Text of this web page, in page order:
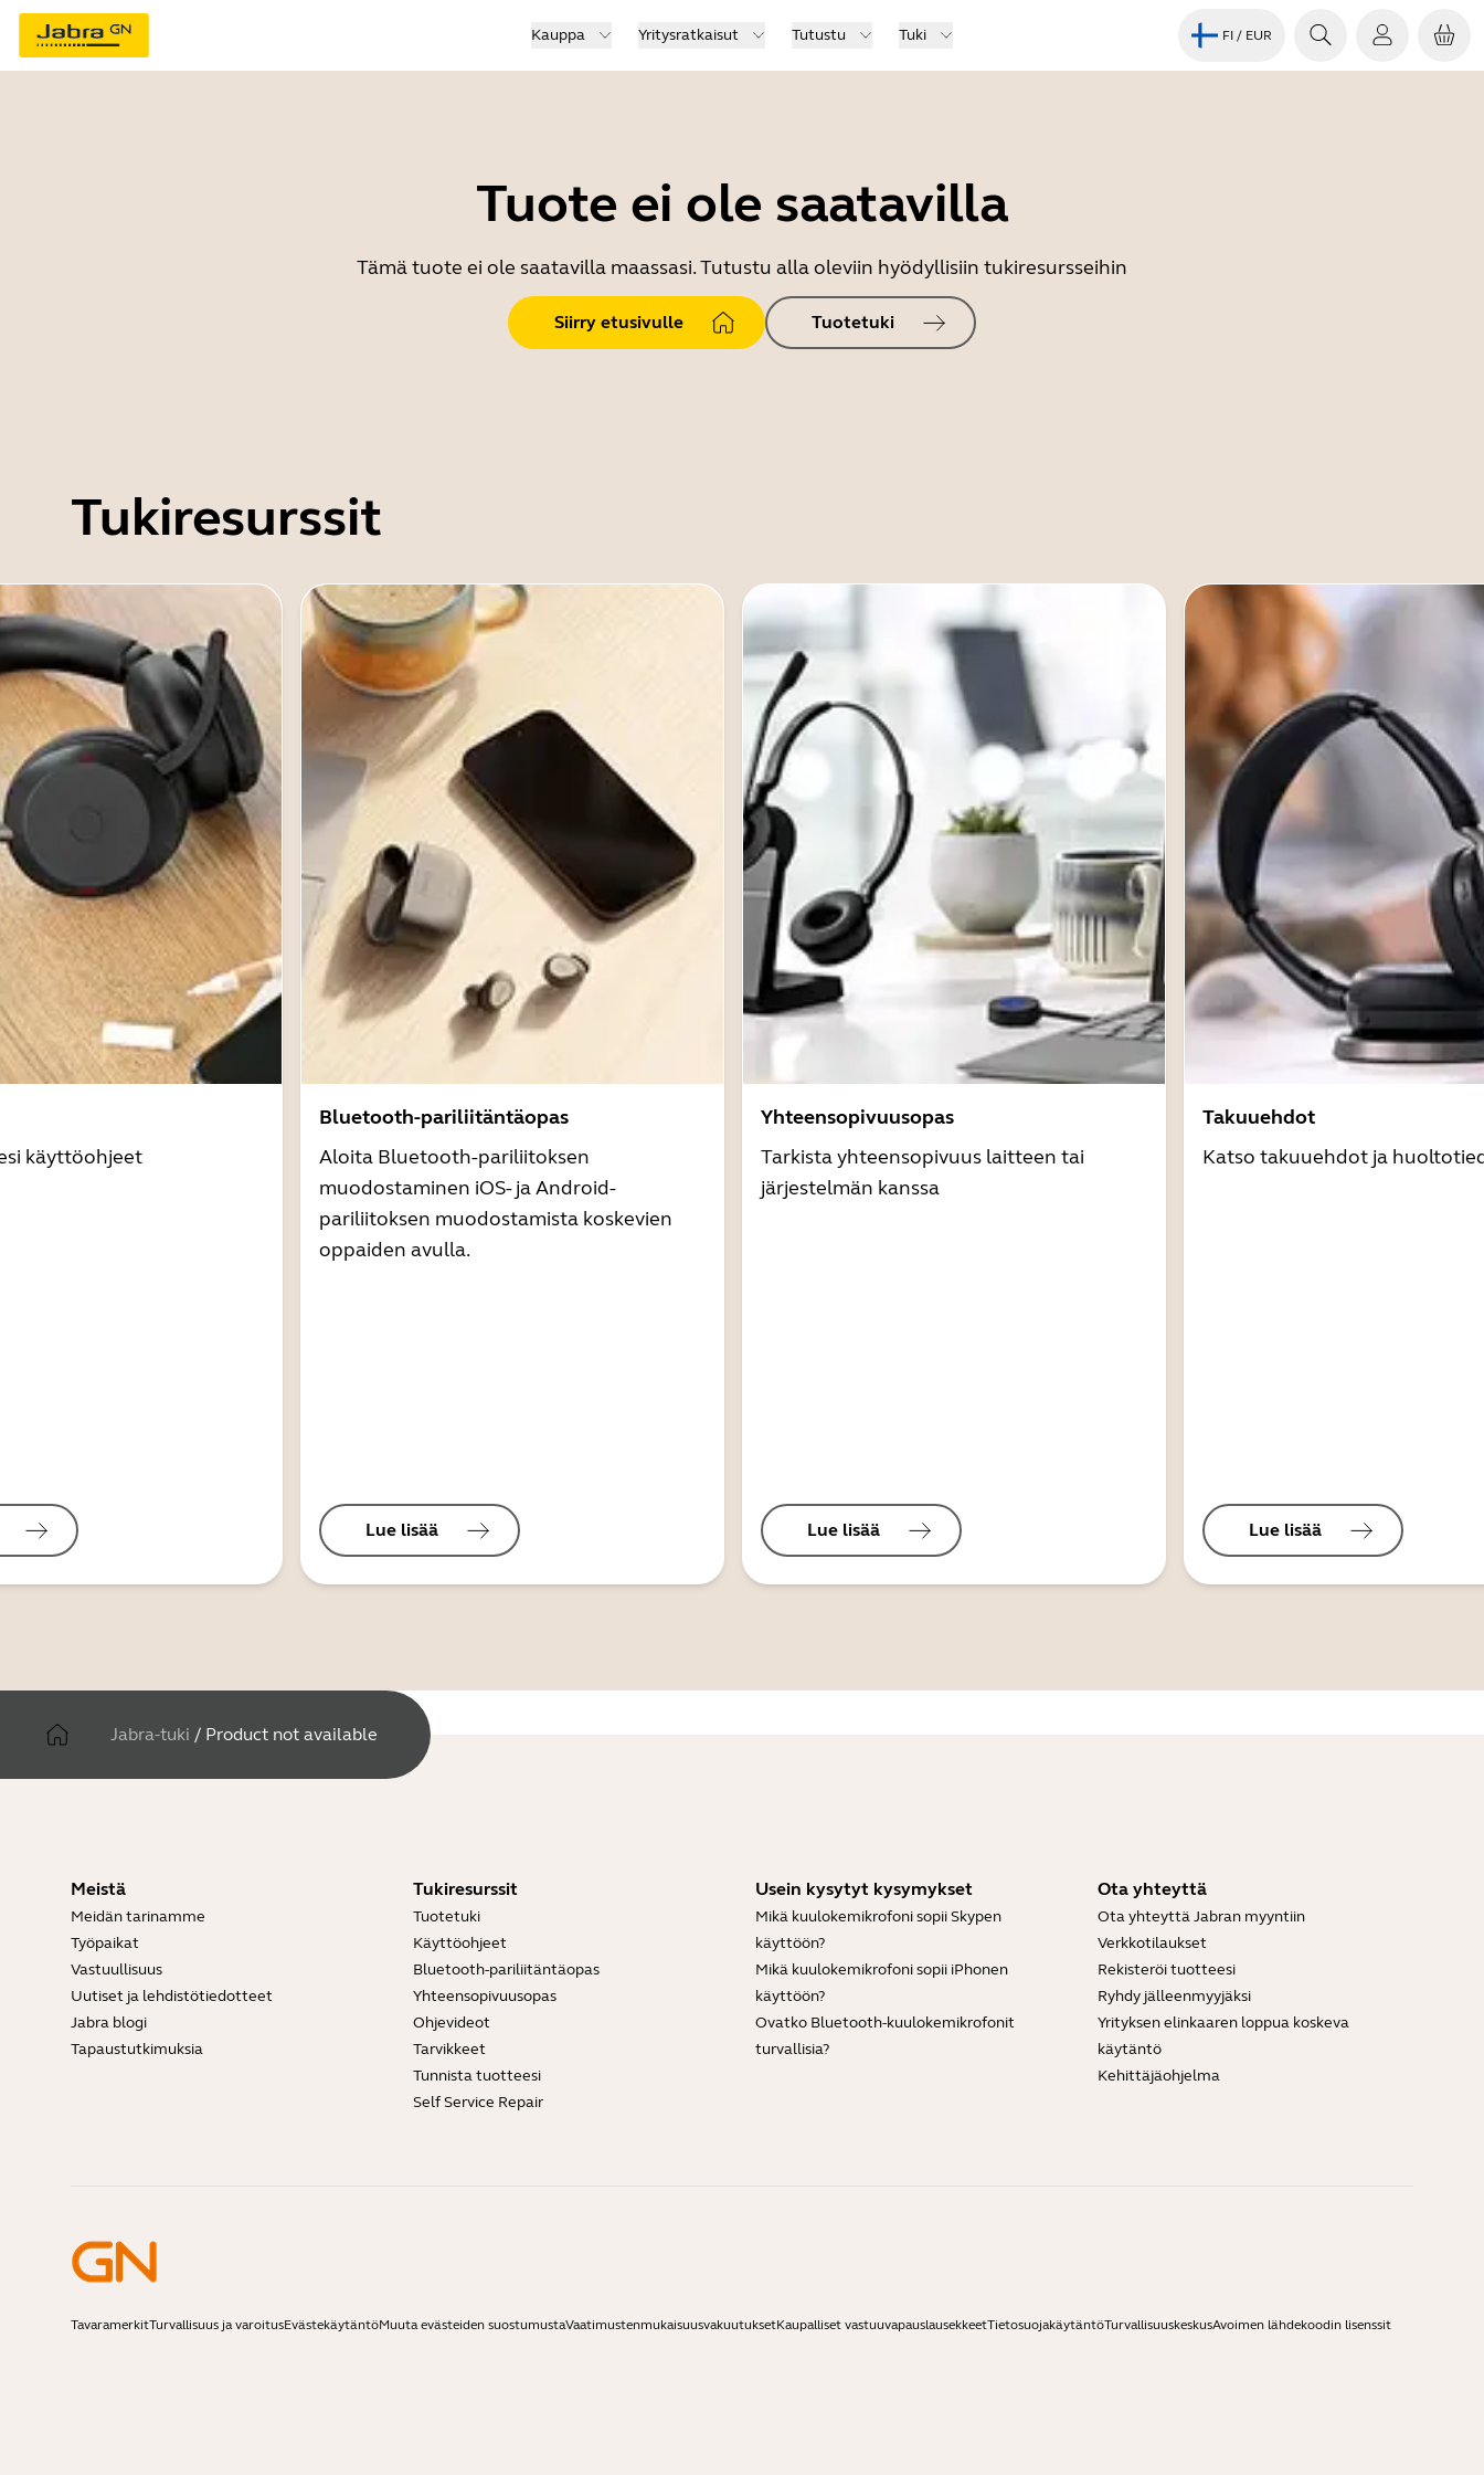
Kauppa Yritysratkaisut Tutustu Tuki FI / EUR
Tuote ei ole saatavilla
Tämä tuote ei ole saatavilla maassasi. Tutustu alla oleviin hyödyllisiin tukiresursseihin
Siirry etusivulle Tuotetuki
Tukiresurssit
käyttöohjeet
Bluetooth-pariliitäntäopas
Aloita Bluetooth-pariliitoksen
muodostaminen iOS- ja Android-
pariliitoksen muodostamista koskevien
oppaiden avulla.
Lue lisää
Yhteensopivuusopas
Tarkista yhteensopivuus laitteen tai
järjestelmän kanssa
Lue lisää
Takuuehdot
Katso takuuehdot ja
Lue lisää
Jabra-tuki / Product not available
Meistä
Meidän tarinamme
Työpaikat
Vastuullisuus
Uutiset ja lehdistötiedotteet
Jabra blogi
Tapaustutkimuksia
Tukiresurssit
Tuotetuki
Käyttöohjeet
Bluetooth-pariliitäntäopas
Yhteensopivuusopas
Ohjevideot
Tarvikkeet
Tunnista tuotteesi
Self Service Repair
Usein kysytyt kysymykset
Mikä kuulokemikrofoni sopii Skypen
käyttöön?
Mikä kuulokemikrofoni sopii iPhonen
käyttöön?
Ovatko Bluetooth-kuulokemikrofonit
turvallisia?
Ota yhteyttä
Ota yhteyttä Jabran myyntiin
Verkkotilaukset
Rekisteröi tuotteesi
Ryhdy jälleenmyyjäksi
Yrityksen elinkaaren loppua koskeva
käytäntö
Kehittäjäohjelma
TavaramerkitTurvallisuus ja varoitusEvästekäytäntöMuuta evästeiden suostumustaVaatimustenmukaisuusvakuutuksetKaupalliset vastuuvapauslausekkeetTietosuojakäytäntöTurvallisuuskeskusAvoimen lähdekoodin lisenssit